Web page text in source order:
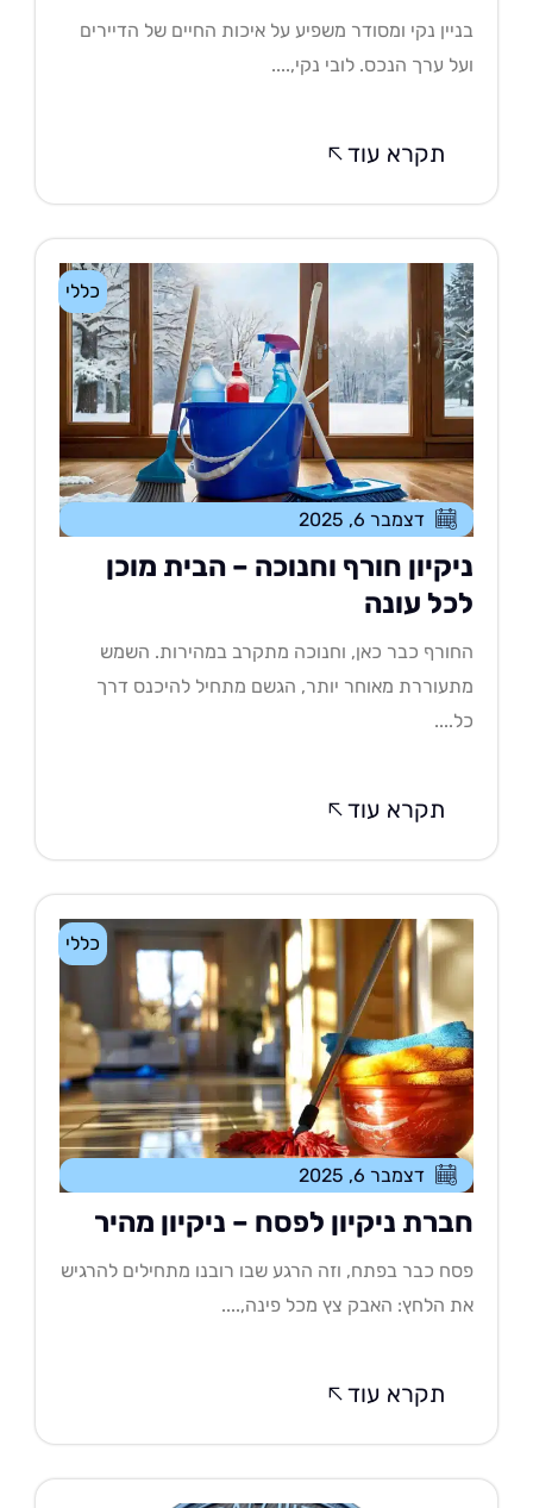
נקי ומסודר משפיע על איכות החיים של הדיירים
ערך הנכס. לובי נקי,....
תקרא עוד
כללי
דצמבר 6, 2025
חורף וחנוכה – הבית מוכן
עונה
כבר כאן, וחנוכה מתקרב במהירות. השמש
מאוחר יותר, הגשם מתחיל להיכנס דרך
תקרא עוד
כללי
דצמבר 6, 2025
ניקיון לפסח – ניקיון מהיר
כבר בפתח, וזה הרגע שבו רובנו מתחילים להרגיש
הלחץ: האבק צץ מכל פינה,....
תקרא עוד